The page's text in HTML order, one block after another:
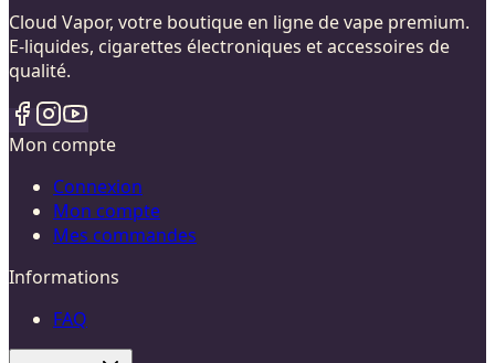
Cloud Vapor, votre boutique en ligne de vape premium.
E-liquides, cigarettes électroniques et accessoires de
qualité.
Mon compte
Connexion
Mon compte
Mes commandes
Informations
FAQ